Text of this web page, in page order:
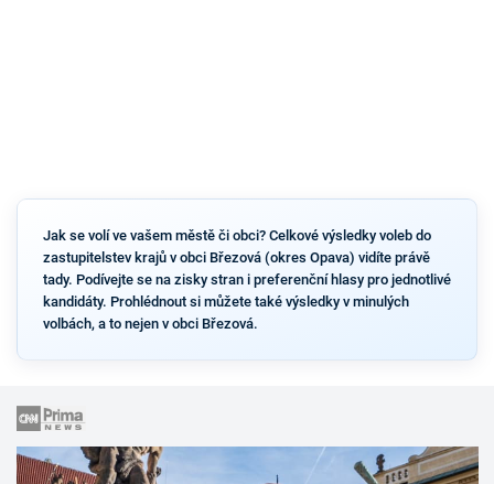
Jak se volí ve vašem městě či obci? Celkové výsledky voleb do
zastupitelstev krajů v obci Březová (okres Opava) vidíte právě
tady. Podívejte se na zisky stran i preferenční hlasy pro jednotlivé
kandidáty. Prohlédnout si můžete také výsledky v minulých
volbách, a to nejen v obci Březová.